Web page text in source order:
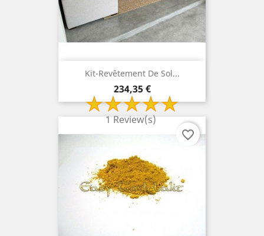
Kit-Revêtement De Sol...
Prix
234,35 €
1 Review(s)
favorite_border